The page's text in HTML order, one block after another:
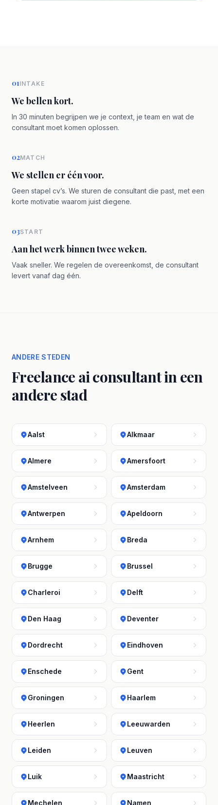
01INTAKE
We bellen kort.
In 30 minuten begrijpen we je context, je team en wat de
consultant moet komen oplossen.
02MATCH
We stellen er één voor.
Geen stapel cv’s. We sturen de consultant die past, met een
korte motivatie waarom juist diegene.
03START
Aan het werk binnen twee weken.
Vaak sneller. We regelen de overeenkomst, de consultant
levert vanaf dag één.
ANDERE STEDEN
Freelance ai consultant in een
andere stad
Aalst Alkmaar
Almere Amersfoort
Amstelveen Amsterdam
Antwerpen Apeldoorn
Arnhem Breda
Brugge Brussel
Charleroi Delft
Den Haag Deventer
Dordrecht Eindhoven
Enschede Gent
Groningen Haarlem
Heerlen Leeuwarden
Leiden Leuven
Luik Maastricht
Mechelen Namen